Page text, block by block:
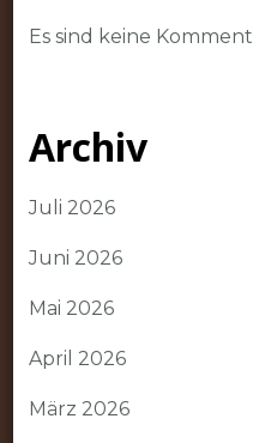
Es sind keine
Archiv
Juli 2026
Juni 2026
Mai 2026
April 2026
März 2026